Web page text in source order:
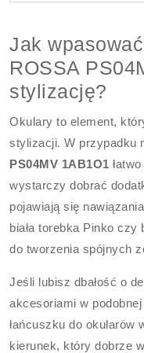
Jak
ROSSA
stylizację?
Okulary to element,
stylizacji. W przypadku
PS04MV 1AB1O1
wystarczy dobrać
pojawiają się
biała torebka Pinko
do tworzenia spójnych
Jeśli lubisz dbałość o
akcesoriami w
łańcuszku do okularów
kierunek, który dobrze